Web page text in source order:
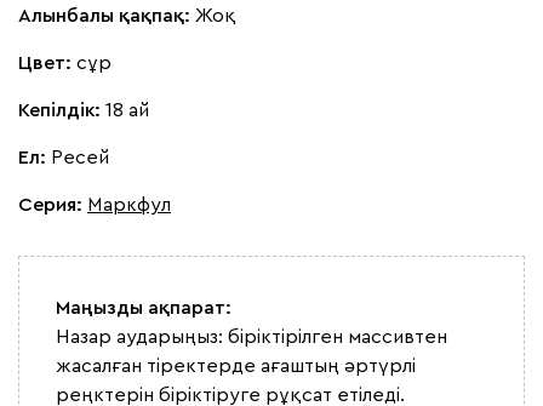
Алынбалы қақпақ: Жоқ
Цвет: сұр
Кепілдік: 18 ай
Ел: Ресей
Серия: Маркфул
Маңызды ақпарат:
Назар аударыңыз: біріктірілген массивтен
жасалған тіректерде ағаштың әртүрлі
реңктерін біріктіруге рұқсат етіледі.